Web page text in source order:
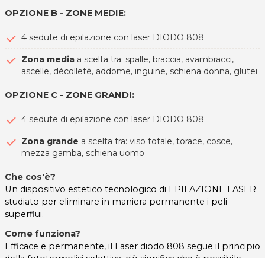
OPZIONE B - ZONE MEDIE:
4 sedute di epilazione con laser DIODO 808
Zona media a scelta tra: spalle, braccia, avambracci,
ascelle, décolleté, addome, inguine, schiena donna, glutei
OPZIONE C - ZONE GRANDI:
4 sedute di epilazione con laser DIODO 808
Zona grande a scelta tra: viso totale, torace, cosce,
mezza gamba, schiena uomo
Che cos'è?
Un dispositivo estetico tecnologico di EPILAZIONE LASER
studiato per eliminare in maniera permanente i peli
superflui.
Come funziona?
Efficace e permanente, il Laser diodo 808 segue il principio